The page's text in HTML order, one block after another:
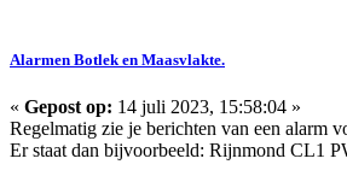
Alarmen Botlek en Maasvlakte.
« Gepost op: 14 juli 2023, 15:58:04 »
Regelmatig zie je berichten van een alarm
Er staat dan bijvoorbeeld: Rijnmond CL1